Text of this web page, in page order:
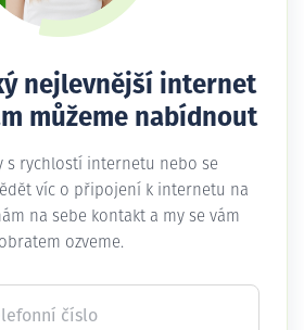
nejlevnější internet
můžeme nabídnout
s rychlostí internetu nebo se
víc o připojení k internetu na
na sebe kontakt a my se vám
obratem ozveme.
číslo